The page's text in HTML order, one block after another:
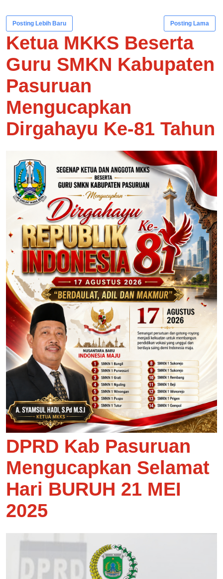
Posting Lebih Baru Posting Lama
Ketua MKKS Beserta
Guru SMKN Kabupaten
Pasuruan
Mengucapkan
Dirgahayu Ke-81 Tahun
DPRD Kab Pasuruan
Mengucapkan Selamat
Hari BURUH 21 MEI
2025